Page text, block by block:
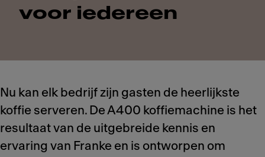
voor iedereen
Nu kan elk bedrijf zijn gasten de heerlijkste
koffie serveren. De A400 koffiemachine is het
resultaat van de uitgebreide kennis en
ervaring van Franke en is ontworpen om